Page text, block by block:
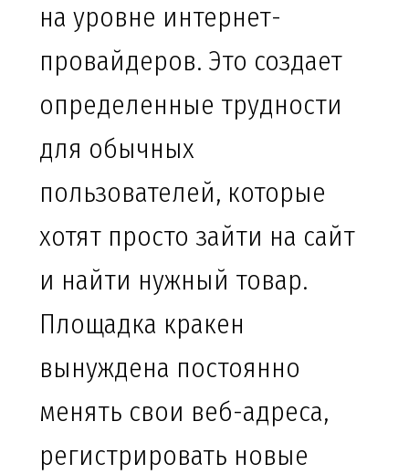
на уровне интернет-
провайдеров. Это создает
определенные трудности
для обычных
пользователей, которые
хотят просто зайти на сайт
и найти нужный товар.
Площадка кракен
вынуждена постоянно
менять свои веб-адреса,
регистрировать новые